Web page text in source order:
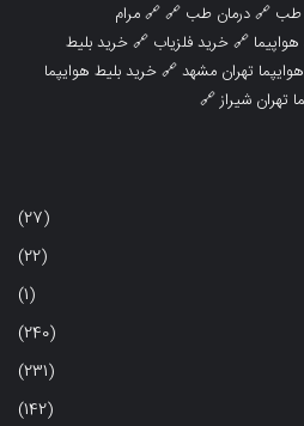
طب 🔗درمان طب 🔗 🔗مرام
🔗خرید فلزیاب 🔗خرید بلیط
تهران مشهد🔗خرید بلیط هوایپما
تهران شیراز🔗
(27)
(22)
(1)
(240)
(231)
(142)